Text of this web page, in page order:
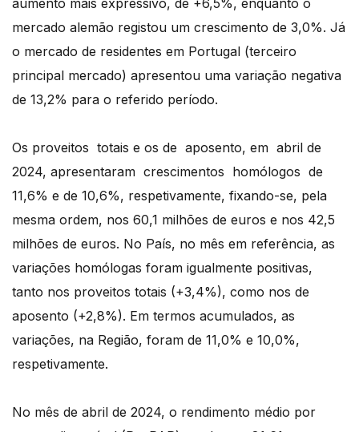
mercado alemão registou um crescimento de 3,0%. Já
o mercado de residentes em Portugal (terceiro
principal mercado) apresentou uma variação negativa
de 13,2% para o referido período.
Os proveitos totais e os de aposento, em abril de
2024, apresentaram crescimentos homólogos de
11,6% e de 10,6%, respetivamente, fixando-se, pela
mesma ordem, nos 60,1 milhões de euros e nos 42,5
milhões de euros. No País, no mês em referência, as
variações homólogas foram igualmente positivas,
tanto nos proveitos totais (+3,4%), como nos de
aposento (+2,8%). Em termos acumulados, as
variações, na Região, foram de 11,0% e 10,0%,
respetivamente.
No mês de abril de 2024, o rendimento médio por